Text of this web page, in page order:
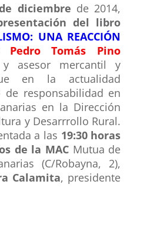
diciembre de 2014,
del libro
UNA REACCIÓN
Pedro Tomás Pino
asesor mercantil y
en la actualidad
de responsabilidad en
en la Dirección
y Desarrrollo Rural.
a las 19:30 horas
de la MAC Mutua de
(C/Robayna, 2),
Calamita, presidente